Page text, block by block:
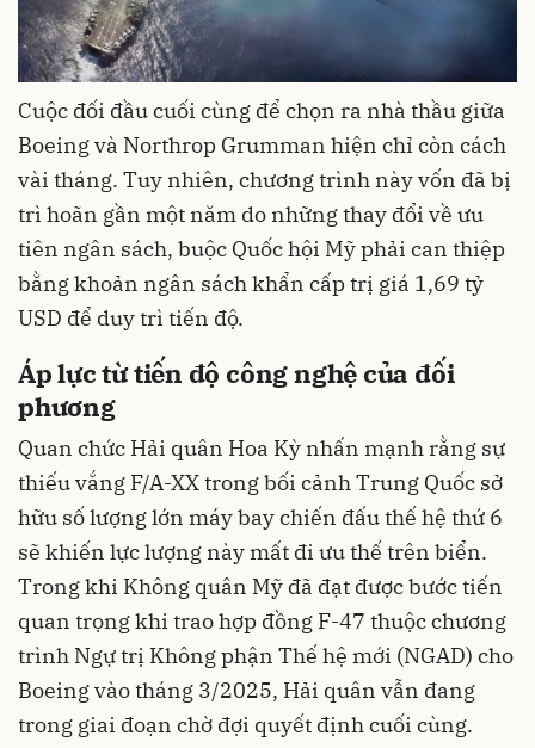
Cuộc đối đầu cuối cùng để chọn ra nhà thầu giữa
Boeing và Northrop Grumman hiện chỉ còn cách
vài tháng. Tuy nhiên, chương trình này vốn đã bị
trì hoãn gần một năm do những thay đổi về ưu
tiên ngân sách, buộc Quốc hội Mỹ phải can thiệp
bằng khoản ngân sách khẩn cấp trị giá 1,69 tỷ
USD để duy trì tiến độ.
Áp lực từ tiến độ công nghệ của đối
phương
Quan chức Hải quân Hoa Kỳ nhấn mạnh rằng sự
thiếu vắng F/A-XX trong bối cảnh Trung Quốc sở
hữu số lượng lớn máy bay chiến đấu thế hệ thứ 6
sẽ khiến lực lượng này mất đi ưu thế trên biển.
Trong khi Không quân Mỹ đã đạt được bước tiến
quan trọng khi trao hợp đồng F-47 thuộc chương
trình Ngự trị Không phận Thế hệ mới (NGAD) cho
Boeing vào tháng 3/2025, Hải quân vẫn đang
trong giai đoạn chờ đợi quyết định cuối cùng.